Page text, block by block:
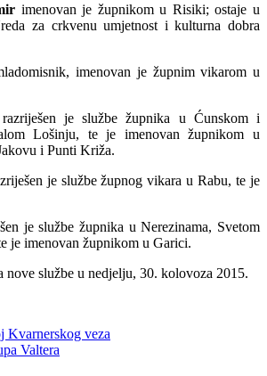
imenovan je župnikom u Risiki; ostaje u
za crkvenu umjetnost i kulturna dobra
imenovan je župnim vikarom u
razriješen je službe župnika u Ćunskom i
Lošinju, te je imenovan župnikom u
i Punti Križa.
je službe župnog vikara u Rabu, te je
je službe župnika u Nerezinama, Svetom
je imenovan župnikom u Garici.
nove službe u nedjelju, 30. kolovoza 2015.
Kvarnerskog veza
Valtera